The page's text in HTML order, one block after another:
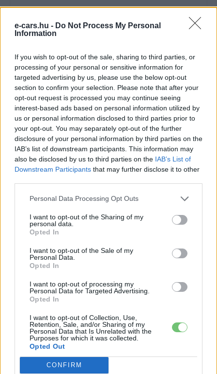
e-cars.hu - Do Not Process My Personal
Information
If you wish to opt-out of the sale, sharing to third parties, or
processing of your personal or sensitive information for
targeted advertising by us, please use the below opt-out
section to confirm your selection. Please note that after your
opt-out request is processed you may continue seeing
interest-based ads based on personal information utilized by
us or personal information disclosed to third parties prior to
your opt-out. You may separately opt-out of the further
disclosure of your personal information by third parties on the
IAB’s list of downstream participants. This information may
also be disclosed by us to third parties on the IAB’s List of
Downstream Participants that may further disclose it to other
Personal Data Processing Opt Outs
I want to opt-out of the Sharing of my
personal data.
Opted In
I want to opt-out of the Sale of my
Personal Data.
Opted In
I want to opt-out of processing my
Personal Data for Targeted Advertising.
Opted In
I want to opt-out of Collection, Use,
Retention, Sale, and/or Sharing of my
Personal Data that Is Unrelated with the
Purposes for which it was collected.
Opted Out
CONFIRM
e-cars.hu
Elektromosan közlekedsz, vagy a váltáson töprengsz?
Érdekelnek a legfrissebb hírek az e-autók világából, vagy
foglalkoztatnak a legújabb fejlesztések az elektromosság és a
fenntarthatóság területén? Akkor jó helyen jársz!
KAPCSOLÓDÓ CIKKEK TÖBB A SZERZŐTŐL
Porsche új vezére: jön az elektromos
718, és marad a Taycan is
Elektromos
Amíg Európa áramhiánytól tart, Texas
Elektromos
jövőjét